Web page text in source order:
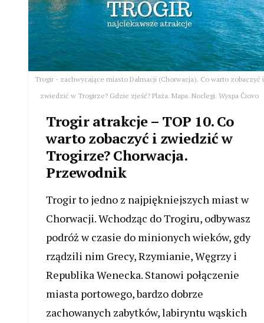
Trogir - zachwycające miasto Dalmacji (Chorwacja). Co warto zobaczyć i
zwiedzić w Trogirze? Gdzie zjeść? Plaża. Mapa. Noclegi. Wyspa Čiovo
Trogir atrakcje – TOP 10. Co
warto zobaczyć i zwiedzić w
Trogirze? Chorwacja.
Przewodnik
Trogir to jedno z najpiękniejszych miast w
Chorwacji. Wchodząc do Trogiru, odbywasz
podróż w czasie do minionych wieków, gdy
rządzili nim Grecy, Rzymianie, Węgrzy i
Republika Wenecka. Stanowi połączenie
miasta portowego, bardzo dobrze
zachowanych zabytków, labiryntu wąskich